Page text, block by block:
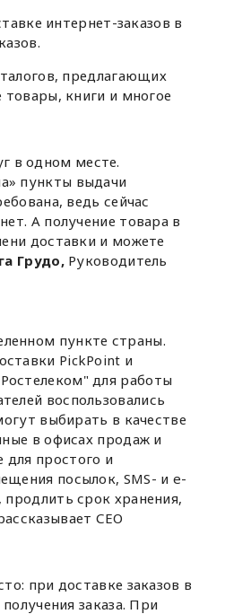
интернет-заказов в
предлагающих
книги и многое
в одном месте.
пункты выдачи
ведь сейчас
А получение товара в
доставки и можете
Грудо, Руководитель
пункте страны.
PickPoint и
для работы
воспользовались
выбирать в качестве
в офисах продаж и
простого и
посылок, SMS- и e-
срок хранения,
СЕО
при доставке заказов в
заказа. При